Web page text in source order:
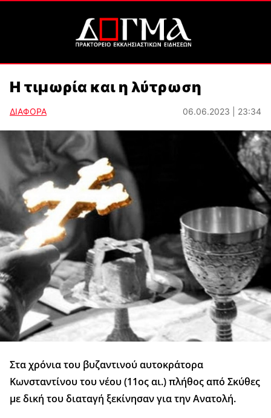
Η τιμωρία και η λύτρωση
ΔΙΑΦΟΡΑ 06.06.2023 | 23:34
Στα χρόνια του βυζαντινού αυτοκράτορα
Κωνσταντίνου του νέου (11ος αι.) πλήθος από Σκύθες
με δική του διαταγή ξεκίνησαν για την Ανατολή.